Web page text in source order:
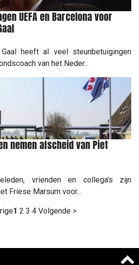
UEFA en Barcelona voor
heeft al veel steunbetuigingen
van het Neder...
nemen afscheid van Piet
vrienden en collega's zijn
Friese Marsum voor...
1 2 3 4 Volgende >